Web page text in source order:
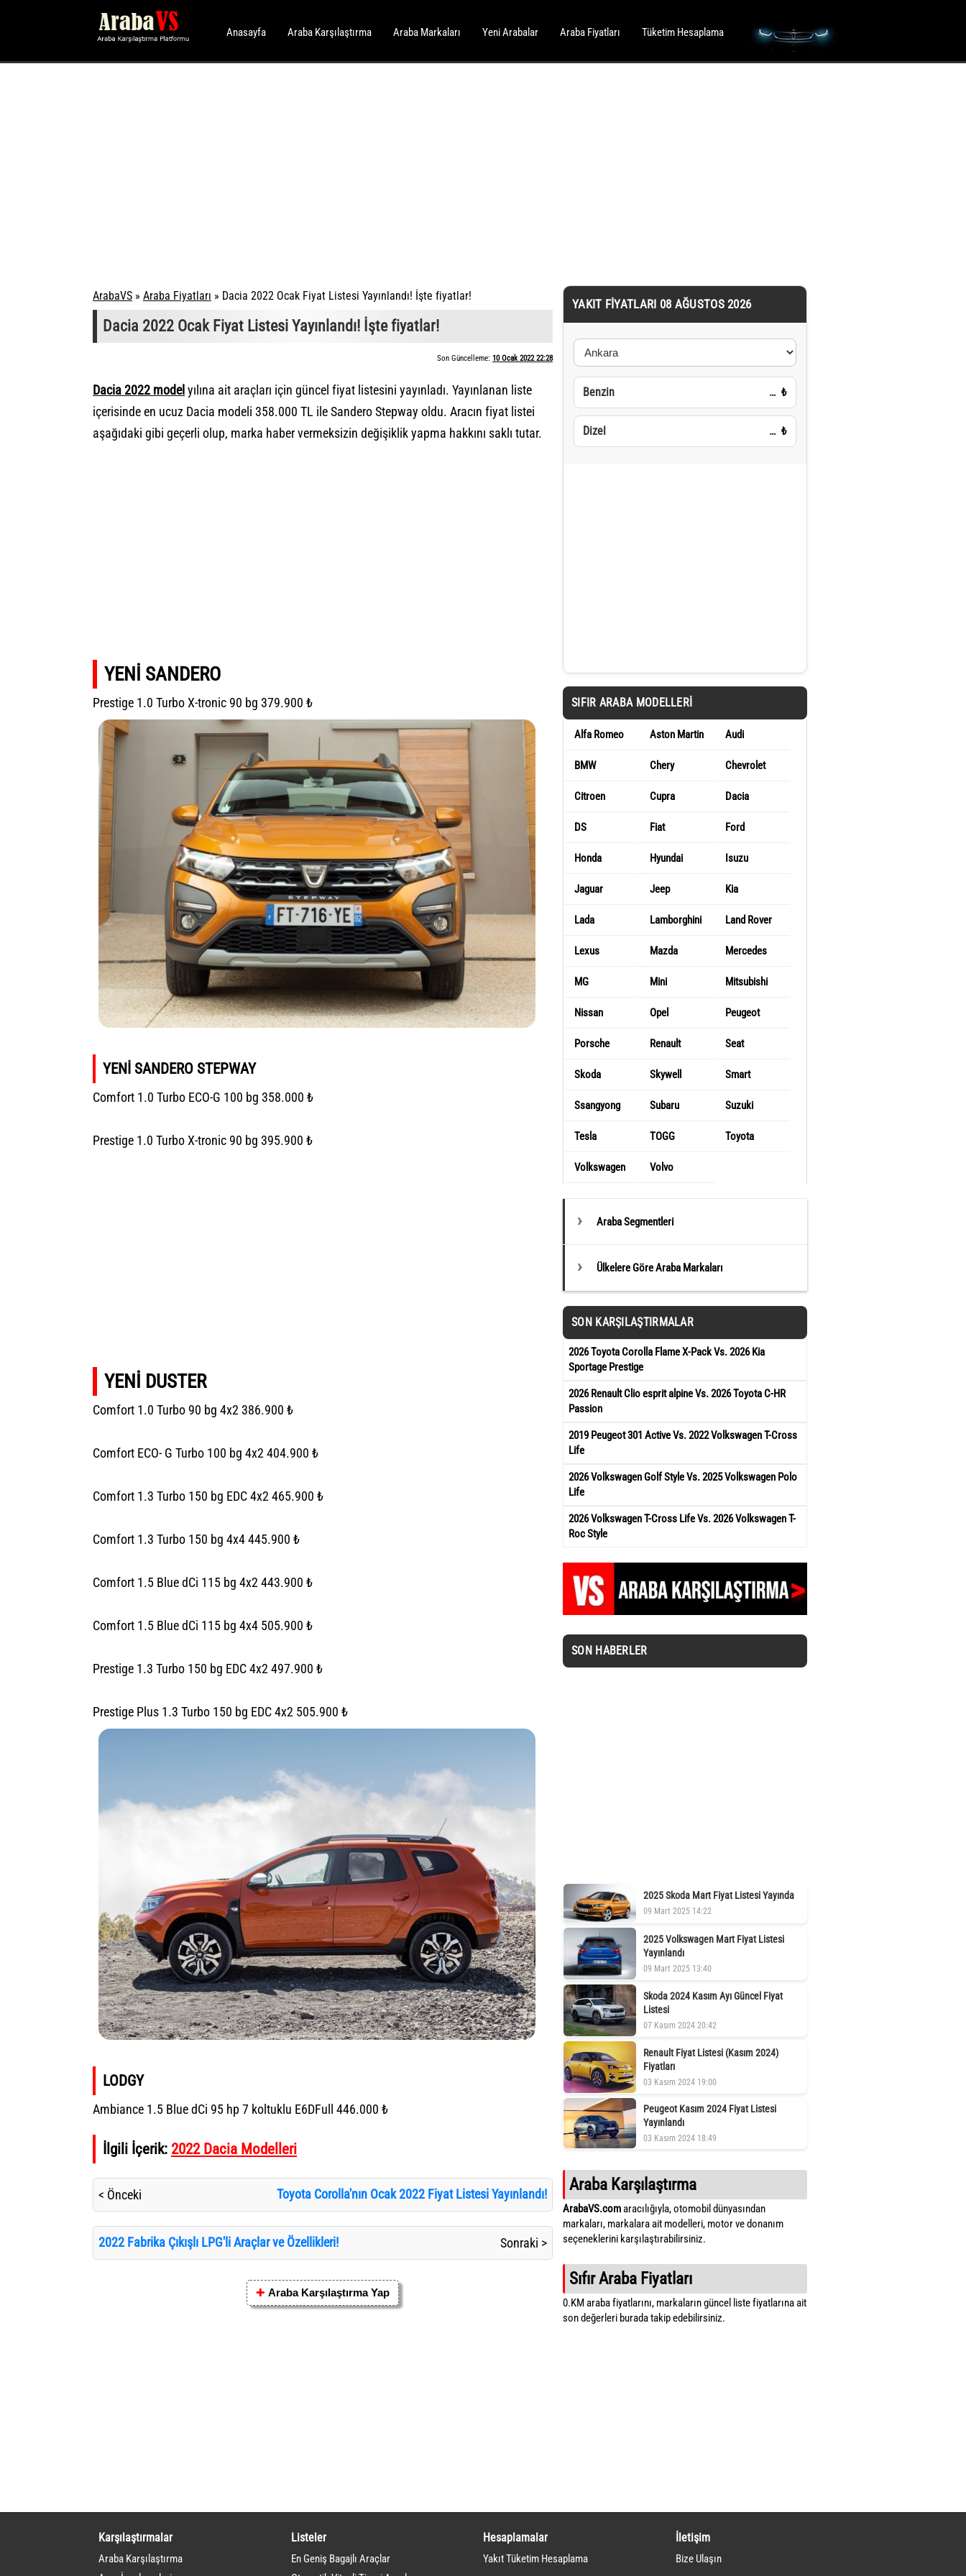
Anasayfa Araba Karşılaştırma Araba Markaları Yeni Arabalar Araba Fiyatları Tüketim Hesaplama
ArabaVS » Araba Fiyatları » Dacia 2022 Ocak Fiyat Listesi Yayınlandı! İşte fiyatlar!
Dacia 2022 Ocak Fiyat Listesi Yayınlandı! İşte fiyatlar!
Son Güncelleme: 10 Ocak 2022 22:28
Dacia 2022 model yılına ait araçları için güncel fiyat listesini yayınladı. Yayınlanan liste
içerisinde en ucuz Dacia modeli 358.000 TL ile Sandero Stepway oldu. Aracın fiyat listei
aşağıdaki gibi geçerli olup, marka haber vermeksizin değişiklik yapma hakkını saklı tutar.
YENİ SANDERO
Prestige 1.0 Turbo X-tronic 90 bg 379.900 ₺
YENİ SANDERO STEPWAY
Comfort 1.0 Turbo ECO-G 100 bg 358.000 ₺
Prestige 1.0 Turbo X-tronic 90 bg 395.900 ₺
YENİ DUSTER
Comfort 1.0 Turbo 90 bg 4x2 386.900 ₺
Comfort ECO- G Turbo 100 bg 4x2 404.900 ₺
Comfort 1.3 Turbo 150 bg EDC 4x2 465.900 ₺
Comfort 1.3 Turbo 150 bg 4x4 445.900 ₺
Comfort 1.5 Blue dCi 115 bg 4x2 443.900 ₺
Comfort 1.5 Blue dCi 115 bg 4x4 505.900 ₺
Prestige 1.3 Turbo 150 bg EDC 4x2 497.900 ₺
Prestige Plus 1.3 Turbo 150 bg EDC 4x2 505.900 ₺
LODGY
Ambiance 1.5 Blue dCi 95 hp 7 koltuklu E6DFull 446.000 ₺
İlgili İçerik: 2022 Dacia Modelleri
< Önceki Toyota Corolla'nın Ocak 2022 Fiyat Listesi Yayınlandı!
2022 Fabrika Çıkışlı LPG'li Araçlar ve Özellikleri! Sonraki >
✚ Araba Karşılaştırma Yap
YAKIT FIYATLARI 08 AĞUSTOS 2026
Benzin … ₺
Dizel … ₺
SIFIR ARABA MODELLERI
Alfa Romeo Aston Martin Audi
BMW Chery Chevrolet
Citroen Cupra Dacia
DS Fiat Ford
Honda Hyundai Isuzu
Jaguar Jeep Kia
Lada Lamborghini Land Rover
Lexus Mazda Mercedes
MG Mini Mitsubishi
Nissan Opel Peugeot
Porsche Renault Seat
Skoda Skywell Smart
Ssangyong Subaru Suzuki
Tesla TOGG Toyota
Volkswagen Volvo
Araba Segmentleri
Ülkelere Göre Araba Markaları
SON KARŞILAŞTIRMALAR
2026 Toyota Corolla Flame X-Pack Vs. 2026 Kia
Sportage Prestige
2026 Renault Clio esprit alpine Vs. 2026 Toyota C-HR
Passion
2019 Peugeot 301 Active Vs. 2022 Volkswagen T-Cross
Life
2026 Volkswagen Golf Style Vs. 2025 Volkswagen Polo
Life
2026 Volkswagen T-Cross Life Vs. 2026 Volkswagen T-
Roc Style
SON HABERLER
2025 Skoda Mart Fiyat Listesi Yayında
09 Mart 2025 14:22
2025 Volkswagen Mart Fiyat Listesi
Yayınlandı
09 Mart 2025 13:40
Skoda 2024 Kasım Ayı Güncel Fiyat
Listesi
07 Kasım 2024 20:42
Renault Fiyat Listesi (Kasım 2024)
Fiyatları
03 Kasım 2024 19:00
Peugeot Kasım 2024 Fiyat Listesi
Yayınlandı
03 Kasım 2024 18:49
Araba Karşılaştırma
ArabaVS.comaracılığıyla, otomobil dünyasından
markaları, markalara ait modelleri, motor ve donanım
seçeneklerini karşılaştırabilirsiniz.
Sıfır Araba Fiyatları
0.KM araba fiyatlarını, markaların güncel liste fiyatlarına ait
son değerleri burada takip edebilirsiniz.
Karşılaştırmalar
Araba Karşılaştırma
Listeler
En Geniş Bagajlı Araçlar
Hesaplamalar
Yakıt Tüketim Hesaplama
İletişim
Bize Ulaşın